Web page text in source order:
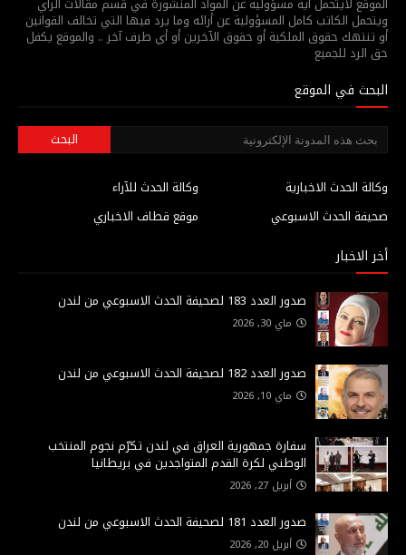
ويتحمل الكاتب كامل المسؤولية عن أرائه وما يرد فيها التي تخالف القوانين
أو تنتهك حقوق الملكية أو حقوق الآخرين أو أي طرف آخر .. والموقع يكفل
حق الرد للجميع
البحث في الموقع
وكالة الحدث للآراء
وكالة الحدث الاخبارية
موقع قطاف الاخباري
صحيفة الحدث الاسبوعي
أخر الاخبار
صدور العدد 183 لصحيفة الحدث الاسبوعي من لندن
ماي 30, 2026
صدور العدد 182 لصحيفة الحدث الاسبوعي من لندن
ماي 10, 2026
سفارة جمهورية العراق في لندن تكرّم نجوم المنتخب
الوطني لكرة القدم المتواجدين في بريطانيا
أبريل 27, 2026
صدور العدد 181 لصحيفة الحدث الاسبوعي من لندن
أبريل 20, 2026